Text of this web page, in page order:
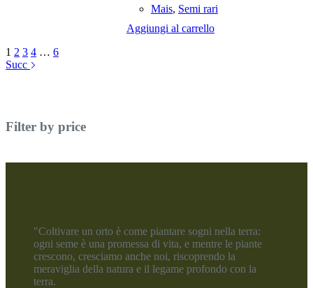
Mais, Semi rari
Aggiungi al carrello
1 2 3 4 … 6
Succ
Filter by price
"Coltivare un orto è come piantare sogni nella terra:
ogni seme è una promessa di vita, e mentre le piante
crescono, cresciamo anche noi, riscoprendo la
meraviglia della natura e il legame profondo con la
terra.